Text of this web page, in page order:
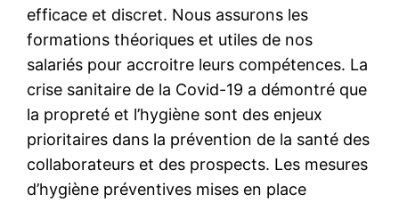
efficace et discret. Nous assurons les
formations théoriques et utiles de nos
salariés pour accroitre leurs compétences. La
crise sanitaire de la Covid-19 a démontré que
la propreté et l’hygiène sont des enjeux
prioritaires dans la prévention de la santé des
collaborateurs et des prospects. Les mesures
d’hygiène préventives mises en place